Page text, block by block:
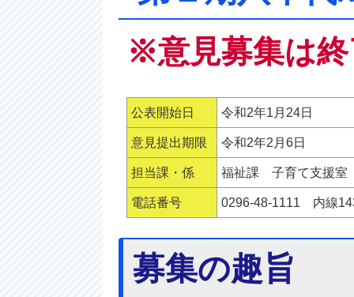
※意見募集は
公表開始日 令和2年1月24日
意見提出期限 令和2年2月6日
担当課・係 福祉課 子育て支援室
電話番号 0296-48-1111 内線
募集の趣旨